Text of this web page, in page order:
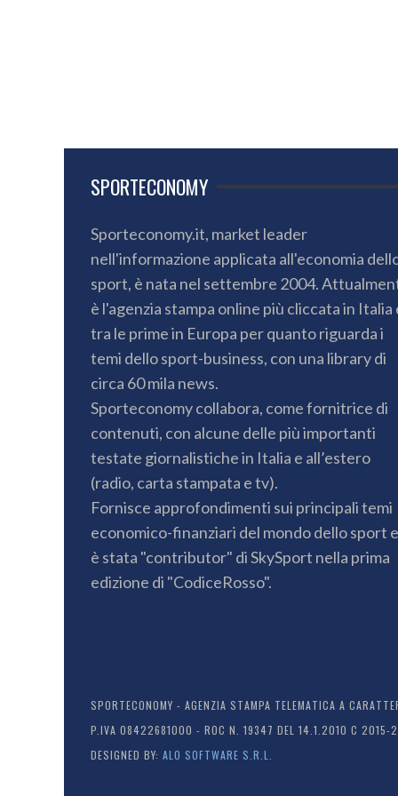
SPORTECONOMY
Sporteconomy.it, market leader
nell'informazione applicata all'economia
sport, è nata nel settembre 2004.
è l'agenzia stampa online più cliccata in Italia
tra le prime in Europa per quanto riguarda i
temi dello sport-business, con una library di
circa 60 mila news.
Sporteconomy collabora, come fornitrice di
contenuti, con alcune delle più importanti
testate giornalistiche in Italia e all’estero
(radio, carta stampata e tv).
Fornisce approfondimenti sui principali temi
economico-finanziari del mondo dello sport
è stata "contributor" di SkySport nella prima
edizione di "CodiceRosso".
SPORTECONOMY - AGENZIA STAMPA TELEMATICA A
P.IVA 08422681000 - ROC N. 19347 DEL 14.1.2010 C 2015-
DESIGNED BY: ALO SOFTWARE S.R.L.